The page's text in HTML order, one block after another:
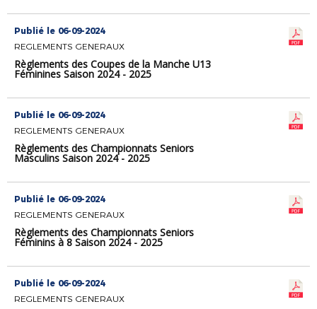
Publié le 06-09-2024
REGLEMENTS GENERAUX
Règlements des Coupes de la Manche U13
Féminines Saison 2024 - 2025
Publié le 06-09-2024
REGLEMENTS GENERAUX
Règlements des Championnats Seniors
Masculins Saison 2024 - 2025
Publié le 06-09-2024
REGLEMENTS GENERAUX
Règlements des Championnats Seniors
Féminins à 8 Saison 2024 - 2025
Publié le 06-09-2024
REGLEMENTS GENERAUX